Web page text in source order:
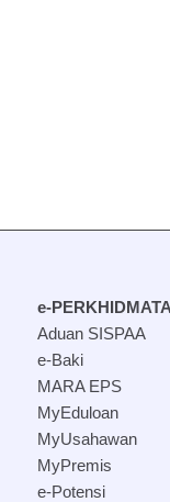
e-
Aduan SISPAA
e-Baki
MARA EPS
MyEduloan
MyUsahawan
MyPremis
e-Potensi